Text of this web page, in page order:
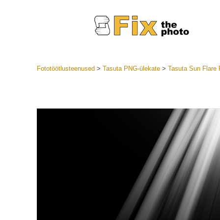
Parima
Mobiili
Fototöötlusteenused > Tasuta PNG-ülekate> Tasuta Sun Flare